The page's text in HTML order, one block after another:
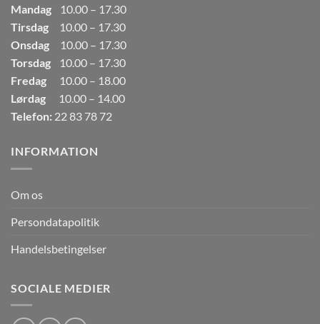
Mandag
10.00 – 17.30
Tirsdag
10.00 – 17.30
Onsdag
10.00 – 17.30
Torsdag
10.00 – 17.30
Fredag
10.00 – 18.00
Lørdag
10.00 – 14.00
Telefon: 22 83 78 72
INFORMATION
Om os
Persondatapolitik
Handelsbetingelser
SOCIALE MEDIER